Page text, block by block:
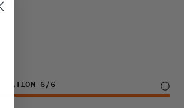
6/6